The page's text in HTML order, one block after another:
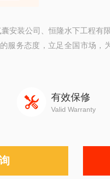
安装公司、恒隆水下工程有
服务态度，立足全国市场，
有效保修
Valid Warranty